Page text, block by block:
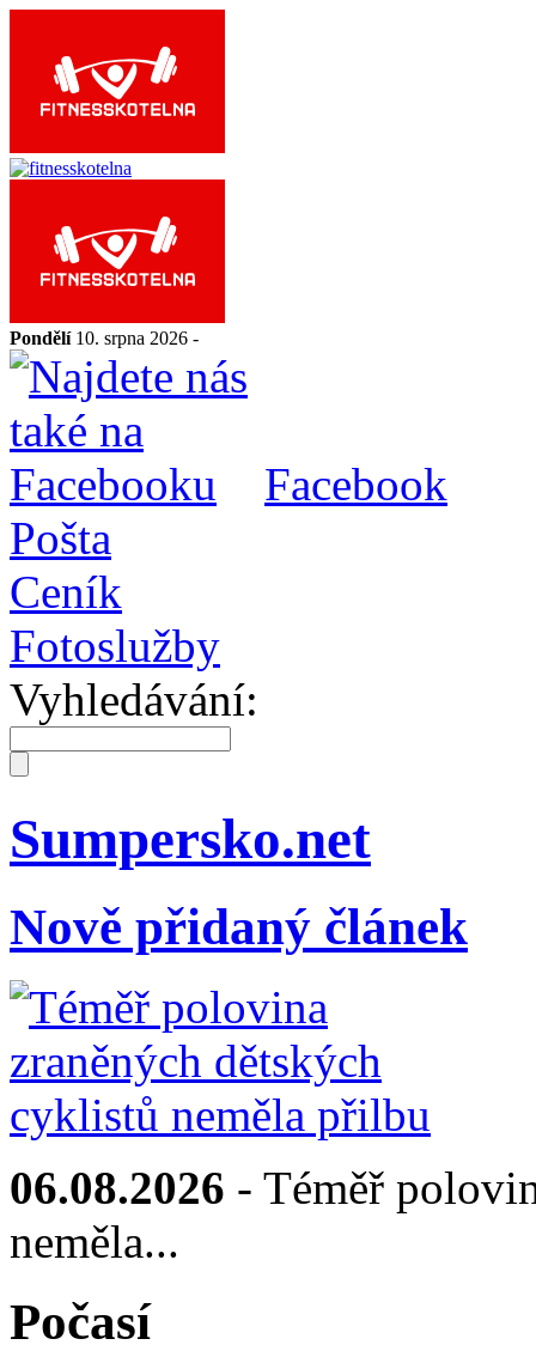
Pondělí10. srpna 2026 -
Facebook
Pošta
Ceník
Fotoslužby
Vyhledávání:
Sumpersko.net
Nově přidaný článek
06.08.2026 - Téměř
neměla...
Počasí